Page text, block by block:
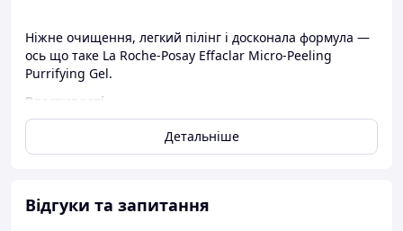
Ніжне очищення, легкий пілінг і досконала формула —
ось що таке La Roche-Posay Effaclar Micro-Peeling
Purrifying Gel.
Властивості
Гель-мікропілінг глибоко очищає шкіру і пори навіть від
невидимих забруднень.Підходить для шкіри обличчя і
тіла. Фізіологічний pH кошти не містить етилового
Переваги продукту
Детальніше
Відгуки та запитання